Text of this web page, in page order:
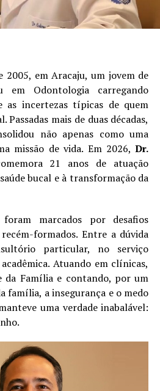
2005, em Aracaju, um jovem de
em Odontologia carregando
as incertezas típicas de quem
mais de duas décadas,
não apenas como uma
missão de vida. Em 2026,Dr.
21 anos de atuação
bucal e à transformação da
marcados por desafios
formados. Entre a dúvida
particular, no serviço
Atuando em clínicas,
da Família e contando, por um
família, a insegurança e o medo
uma verdade inabalável: